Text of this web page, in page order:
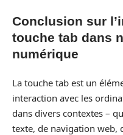
Conclusion sur
touche tab dans
numérique
La touche tab est un
interaction avec les
dans divers contextes –
texte, de navigation web,